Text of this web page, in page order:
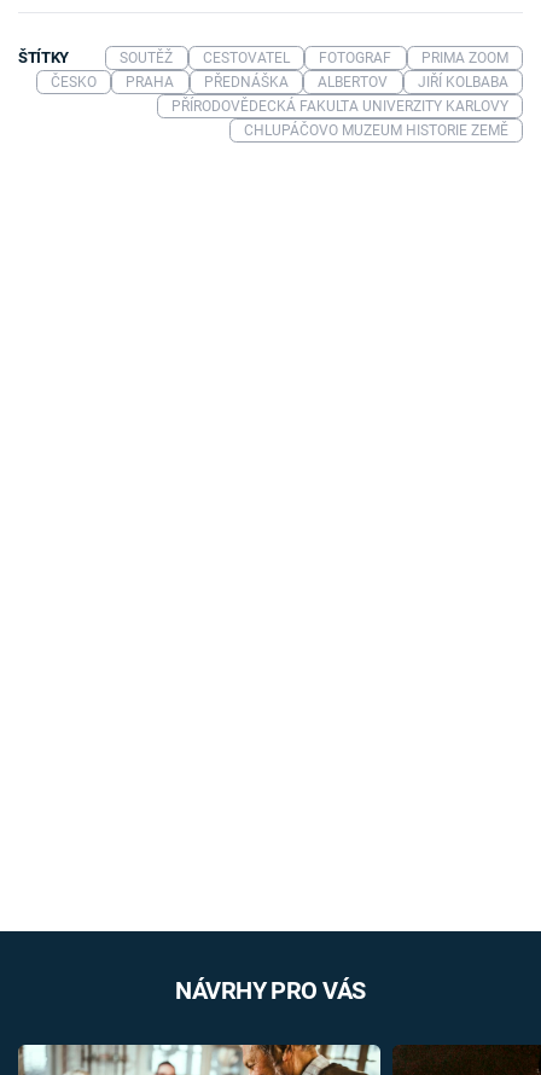
ŠTÍTKY SOUTĚŽ CESTOVATEL FOTOGRAF
PRIMA ZOOM
ČESKO
PRAHA PŘEDNÁŠKA ALBERTOV
JIŘÍ KOLBABA
PŘÍRODOVĚDECKÁ FAKULTA UNIVERZITY KARLOVY
CHLUPÁČOVO MUZEUM HISTORIE ZEMĚ
NÁVRHY PRO VÁS